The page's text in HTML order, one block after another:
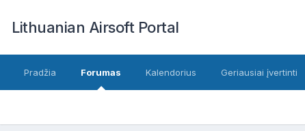
Lithuanian Airsoft Portal
Pradžia Forumas Kalendorius Geriausiai įvertinti